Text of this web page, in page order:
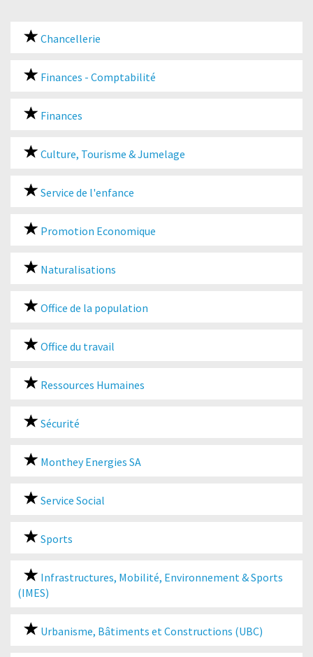
Chancellerie
Finances - Comptabilité
Finances
Culture, Tourisme & Jumelage
Service de l'enfance
Promotion Economique
Naturalisations
Office de la population
Office du travail
Ressources Humaines
Sécurité
Monthey Energies SA
Service Social
Sports
Infrastructures, Mobilité, Environnement & Sports
(IMES)
Urbanisme, Bâtiments et Constructions (UBC)